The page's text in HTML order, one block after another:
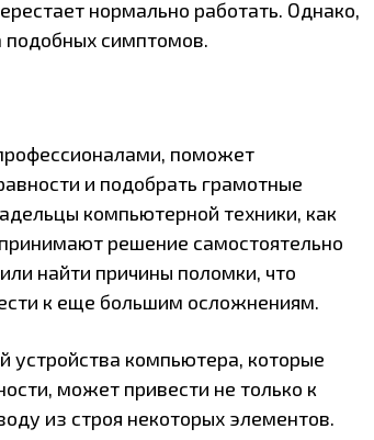
нормально работать. Однако,
подобных симптомов.
поможет
и подобрать грамотные
компьютерной техники, как
решение самостоятельно
найти причины поломки, что
к еще большим осложнениям.
устройства компьютера, которые
может привести не только к
из строя некоторых элементов.